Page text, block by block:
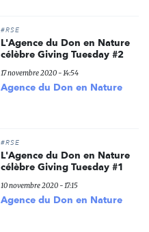
#RSE
L'Agence du Don en Nature
célèbre Giving Tuesday #2
17 novembre 2020 - 14:54
Agence du Don en Nature
#RSE
L'Agence du Don en Nature
célèbre Giving Tuesday #1
10 novembre 2020 - 17:15
Agence du Don en Nature